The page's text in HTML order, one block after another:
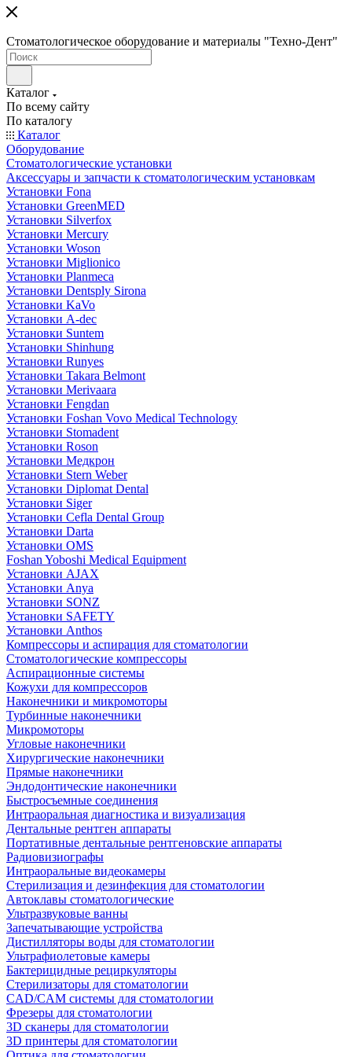
Стоматологическое оборудование и материалы "Техно-Дент"
Каталог
По всему сайту
По каталогу
Каталог
Оборудование
Стоматологические установки
Аксессуары и запчасти к стоматологическим установкам
Установки Fona
Установки GreenMED
Установки Silverfox
Установки Mercury
Установки Woson
Установки Miglionico
Установки Planmeca
Установки Dentsply Sirona
Установки KaVo
Установки A-dec
Установки Suntem
Установки Shinhung
Установки Runyes
Установки Takara Belmont
Установки Merivaara
Установки Fengdan
Установки Foshan Vovo Medical Technology
Установки Stomadent
Установки Roson
Установки Медкрон
Установки Stern Weber
Установки Diplomat Dental
Установки Siger
Установки Cefla Dental Group
Установки Darta
Установки OMS
Foshan Yoboshi Medical Equipment
Установки AJAX
Установки Anya
Установки SONZ
Установки SAFETY
Установки Anthos
Компрессоры и аспирация для стоматологии
Стоматологические компрессоры
Аспирационные системы
Кожухи для компрессоров
Наконечники и микромоторы
Турбинные наконечники
Микромоторы
Угловые наконечники
Хирургические наконечники
Прямые наконечники
Эндодонтические наконечники
Быстросъемные соединения
Интраоральная диагностика и визуализация
Дентальные рентген аппараты
Портативные дентальные рентгеновские аппараты
Радиовизиографы
Интраоральные видеокамеры
Стерилизация и дезинфекция для стоматологии
Автоклавы стоматологические
Ультразвуковые ванны
Запечатывающие устройства
Дистилляторы воды для стоматологии
Ультрафиолетовые камеры
Бактерицидные рециркуляторы
Стерилизаторы для стоматологии
CAD/CAM системы для стоматологии
Фрезеры для стоматологии
3D cканеры для стоматологии
3D принтеры для стоматологии